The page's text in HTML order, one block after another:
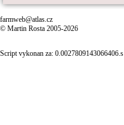
farmweb@atlas.cz
© Martin Rosta 2005-2026
Script vykonan za: 0.0027809143066406.s